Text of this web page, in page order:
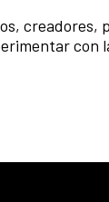
creadores,
con